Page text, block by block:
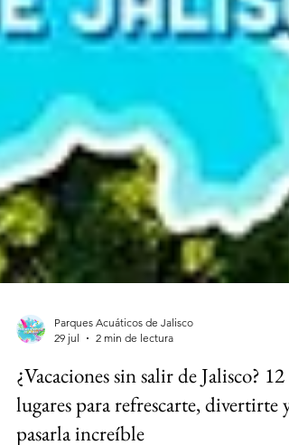
29 jul
2 min de lectura
¿Vacaciones sin salir de Jalisco? 12